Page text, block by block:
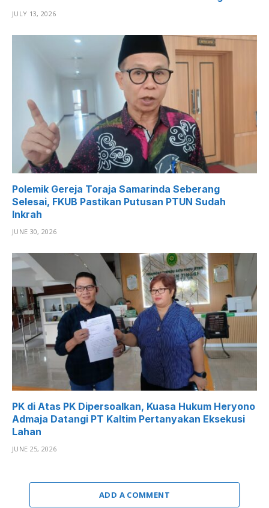
JULY 13, 2026
Polemik Gereja Toraja Samarinda Seberang
Selesai, FKUB Pastikan Putusan PTUN Sudah
Inkrah
JUNE 30, 2026
PK di Atas PK Dipersoalkan, Kuasa Hukum Heryono
Admaja Datangi PT Kaltim Pertanyakan Eksekusi
Lahan
JUNE 25, 2026
ADD A COMMENT